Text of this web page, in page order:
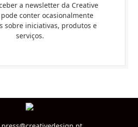
a newsletter da Creative
conter ocasionalmente
sobre iniciativas, produtos e
serviços.